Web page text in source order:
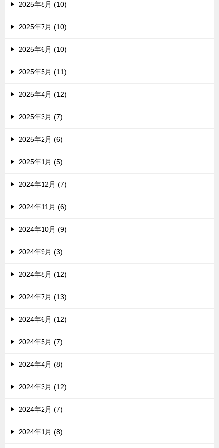
2025年8月 (10)
2025年7月 (10)
2025年6月 (10)
2025年5月 (11)
2025年4月 (12)
2025年3月 (7)
2025年2月 (6)
2025年1月 (5)
2024年12月 (7)
2024年11月 (6)
2024年10月 (9)
2024年9月 (3)
2024年8月 (12)
2024年7月 (13)
2024年6月 (12)
2024年5月 (7)
2024年4月 (8)
2024年3月 (12)
2024年2月 (7)
2024年1月 (8)